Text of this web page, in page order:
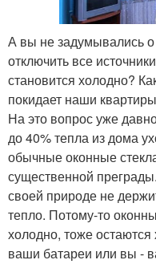
А вы не задумывались о
отключить все
становится холодно?
покидает наши
На это вопрос уже
до 40% тепла из дома
обычные оконные
существенной
своей природе не
тепло. Потому-то
холодно, тоже
ваши батареи или вы -